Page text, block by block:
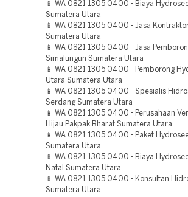
📱 WA 0821 1305 0400 - Biaya
Sumatera Utara
📱 WA 0821 1305 0400 - Jasa
Sumatera Utara
📱 WA 0821 1305 0400 - Jasa
Simalungun Sumatera Utara
📱 WA 0821 1305 0400 - Pemborong
Utara Sumatera Utara
📱 WA 0821 1305 0400 - Spesialis
Serdang Sumatera Utara
📱 WA 0821 1305 0400 - Perusahaan
Hijau Pakpak Bharat Sumatera Utara
📱 WA 0821 1305 0400 - Paket
Sumatera Utara
📱 WA 0821 1305 0400 - Biaya
Natal Sumatera Utara
📱 WA 0821 1305 0400 - Konsultan
Sumatera Utara